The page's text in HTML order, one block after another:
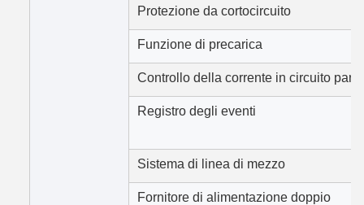
Protezione da cortocircuito
Funzione di precarica
Controllo della corrente in circuito
Registro degli eventi
Sistema di linea di mezzo
Fornitore di alimentazione doppio